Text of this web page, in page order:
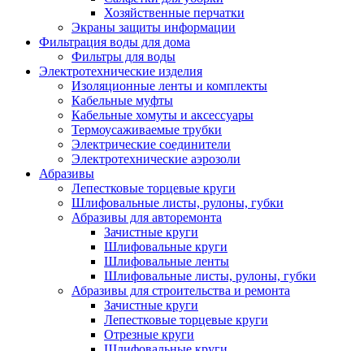
Хозяйственные перчатки
Экраны защиты информации
Фильтрация воды для дома
Фильтры для воды
Электротехнические изделия
Изоляционные ленты и комплекты
Кабельные муфты
Кабельные хомуты и аксессуары
Термоусаживаемые трубки
Электрические соединители
Электротехнические аэрозоли
Абразивы
Лепестковые торцевые круги
Шлифовальные листы, рулоны, губки
Абразивы для авторемонта
Зачистные круги
Шлифовальные круги
Шлифовальные ленты
Шлифовальные листы, рулоны, губки
Абразивы для строительства и ремонта
Зачистные круги
Лепестковые торцевые круги
Отрезные круги